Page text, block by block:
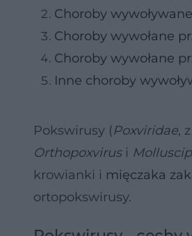
Choroby
Choroby wywołane
Choroby wywołane
Inne choroby
Pokswirusy (Poxviridae,
Orthopoxvirusi
krowianki i mięczaka
ortopokswirusy.